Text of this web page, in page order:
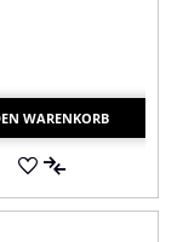
WARENKORB
AUF
DEN
AUF